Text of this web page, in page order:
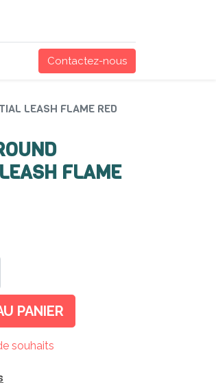
Contactez-nous
LEASH FLAME RED
FLAME
PANIER
souhaits